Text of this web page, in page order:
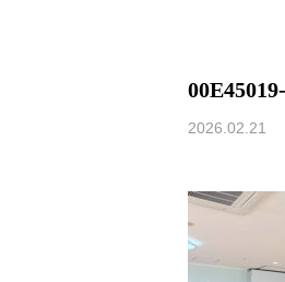
2026.02.21